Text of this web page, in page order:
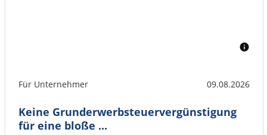
Für Unternehmer 09.08.2026
Keine Grunderwerbsteuervergünstigung
für eine bloße ...